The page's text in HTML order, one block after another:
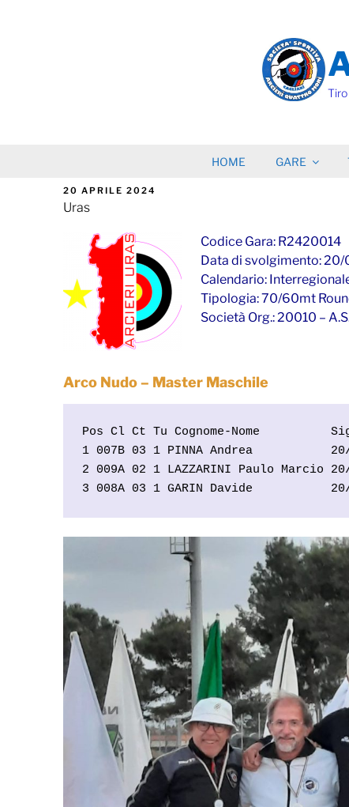
HOME GARE
PUBBLICATO
IL
20 APRILE 2024
Uras
Codice Gara: R2420014
Data di svolgimento:
Calendario:
Tipologia: 70/60mt
Società Org.: 20010 –
Arco Nudo – Master Maschile
Pos Cl Ct Tu Cognome-Nome
1 007B 03 1 PINNA Andrea
2 009A 02 1 LAZZARINI Paulo
3 008A 03 1 GARIN Davide